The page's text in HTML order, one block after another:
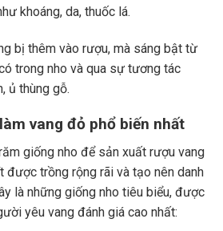
khoáng, da, thuốc lá.
bị thêm vào rượu, mà sáng bật từ
trong nho và qua sự tương tác
ủ thùng gỗ.
vang đỏ phổ biến nhất
giống nho để sản xuất rượu vang
được trồng rộng rãi và tạo nên danh
là những giống nho tiêu biểu, được
yêu vang đánh giá cao nhất: